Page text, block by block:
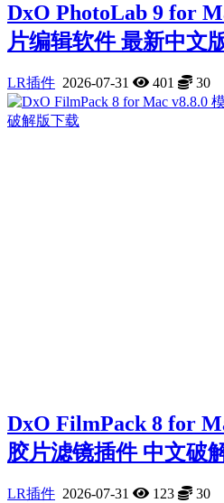
DxO PhotoLab 9 for
片编辑软件 最新中文
LR插件 2026-07-31 401 30
DxO FilmPack 8 for
胶片滤镜插件 中文破
LR插件 2026-07-31 123 30